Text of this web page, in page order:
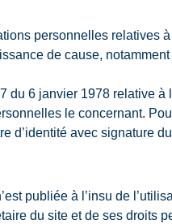
personnelles relatives
de cause,
6 janvier 1978 relative
le concernant.
d’identité avec signature
publiée à l’insu de
du site et de ses droits